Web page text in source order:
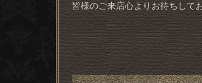
皆様のご来店心よりお待ちして